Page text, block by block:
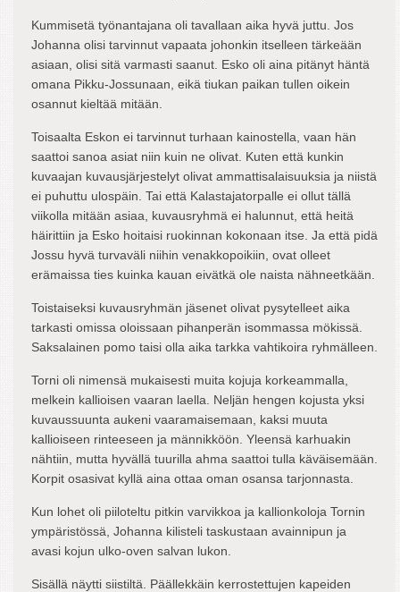
Kummisetä työnantajana oli tavallaan aika hyvä juttu. Jos
Johanna olisi tarvinnut vapaata johonkin itselleen tärkeään
asiaan, olisi sitä varmasti saanut. Esko oli aina pitänyt häntä
omana Pikku-Jossunaan, eikä tiukan paikan tullen oikein
osannut kieltää mitään.
Toisaalta Eskon ei tarvinnut turhaan kainostella, vaan hän
saattoi sanoa asiat niin kuin ne olivat. Kuten että kunkin
kuvaajan kuvausjärjestelyt olivat ammattisalaisuuksia ja niistä
ei puhuttu ulospäin. Tai että Kalastajatorpalle ei ollut tällä
viikolla mitään asiaa, kuvausryhmä ei halunnut, että heitä
häirittiin ja Esko hoitaisi ruokinnan kokonaan itse. Ja että pidä
Jossu hyvä turvaväli niihin venakkopoikiin, ovat olleet
erämaissa ties kuinka kauan eivätkä ole naista nähneetkään.
Toistaiseksi kuvausryhmän jäsenet olivat pysytelleet aika
tarkasti omissa oloissaan pihanperän isommassa mökissä.
Saksalainen pomo taisi olla aika tarkka vahtikoira ryhmälleen.
Torni oli nimensä mukaisesti muita kojuja korkeammalla,
melkein kallioisen vaaran laella. Neljän hengen kojusta yksi
kuvaussuunta aukeni vaaramaisemaan, kaksi muuta
kallioiseen rinteeseen ja männikköön. Yleensä karhuakin
nähtiin, mutta hyvällä tuurilla ahma saattoi tulla käväisemään.
Korpit osasivat kyllä aina ottaa oman osansa tarjonnasta.
Kun lohet oli piiloteltu pitkin varvikkoa ja kallionkoloja Tornin
ympäristössä, Johanna kilisteli taskustaan avainnipun ja
avasi kojun ulko-oven salvan lukon.
Sisällä näytti siistiltä. Päällekkäin kerrostettujen kapeiden